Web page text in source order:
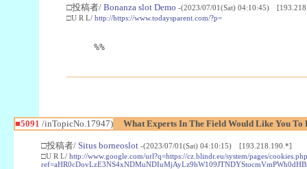
□投稿者/ Bonanza slot Demo -(2023/07/01(Sat) 04:10:45)
□U R L/ http://https://www.todaysparent.com/?p=
%%
■5091 /inTopicNo.17947) What Experts In The Field Would Like You To
□投稿者/ Situs borneoslot -(2023/07/01(Sat) 04:10:15) [193.218.190.*]
□U R L/ http://www.google.com/url?q=https://cz.blindr.eu/system/pages/